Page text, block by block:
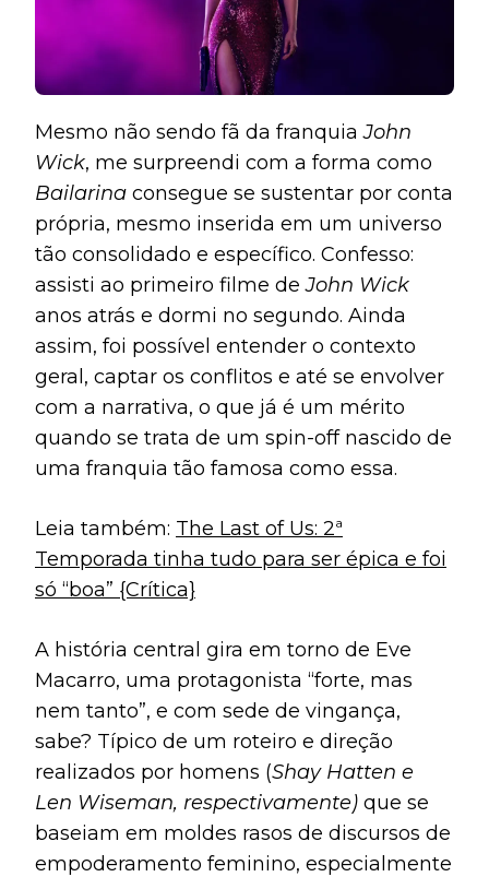
E
MUITA
AÇÃO!
{CRÍTICA}
Mesmo não sendo fã da franquiaJohn
Wick, me surpreendi com a forma como
Bailarina consegue se sustentar por conta
própria, mesmo inserida em um universo
tão consolidado e específico. Confesso:
assisti ao primeiro filme deJohn Wick
anos atrás e dormi no segundo. Ainda
assim, foi possível entender o contexto
geral, captar os conflitos e até se envolver
com a narrativa, o que já é um mérito
quando se trata de um spin-off nascido de
uma franquia tão famosa como essa.
Leia também: The Last of Us: 2ª
Temporada tinha tudo para ser épica e foi
só “boa” {Crítica}
A história central gira em torno de Eve
Macarro, uma protagonista “forte, mas
nem tanto”, e com sede de vingança,
sabe? Típico de um roteiro e direção
realizados por homens (Shay Hatten e
Len Wiseman, respectivamente) que se
baseiam em moldes rasos de discursos de
empoderamento feminino, especialmente